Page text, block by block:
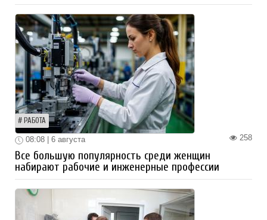
РАБОТА
258
08:08 | 6 августа
Все большую популярность среди женщин
набирают рабочие и инженерные профессии